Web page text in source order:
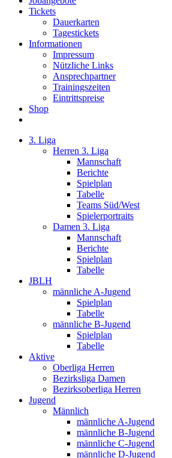
Tickets
Dauerkarten
Tagestickets
Informationen
Impressum
Nützliche Links
Ansprechpartner
Trainingszeiten
Eintrittspreise
Shop
3. Liga
Herren 3. Liga
Mannschaft
Berichte
Spielplan
Tabelle
Teams Süd/West
Spielerportraits
Damen 3. Liga
Mannschaft
Berichte
Spielplan
Tabelle
JBLH
männliche A-Jugend
Spielplan
Tabelle
männliche B-Jugend
Spielplan
Tabelle
Aktive
Oberliga Herren
Bezirksliga Damen
Bezirksoberliga Herren
Jugend
Männlich
männliche A-Jugend
männliche B-Jugend
männliche C-Jugend
männliche D-Jugend